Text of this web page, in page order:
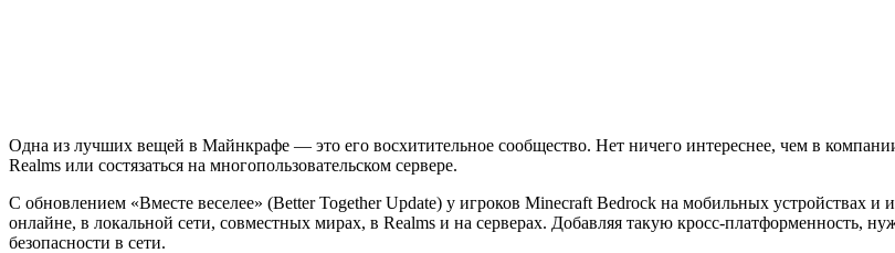
Одна из лучших вещей в Майнкрафе — это его восхитительное сообщество. Нет ничего интереснее, чем в
Realms или состязаться на многопользовательском сервере.
С обновлением «Вместе веселее» (Better Together Update) у игроков Minecraft Bedrock на мобильных устройствах
онлайне, в локальной сети, совместных мирах, в Realms и на серверах. Добавляя такую кросс-платформенность,
безопасности в сети.